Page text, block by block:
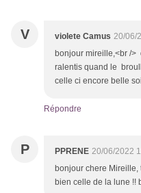
V violete Camus 20/06/
bonjour mireille,<br />
ralentis quand le
celle ci encore belle
Répondre
P PPRENE 20/06/2022
bonjour chere Mireille,
bien celle de la lune !!